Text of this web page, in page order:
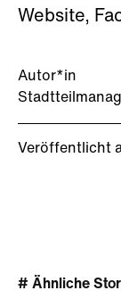
Autor*in
Veröffentlicht
Website,
# Ähnliche